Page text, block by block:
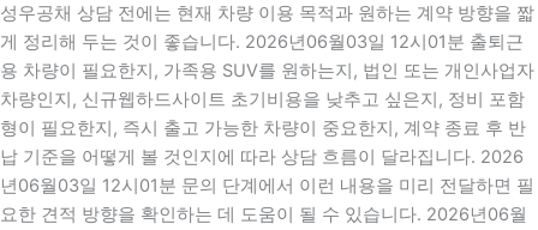
성우공채 상담 전에는 현재 차량 이용 목적과 원하는 계약 방향을 짧
게 정리해 두는 것이 좋습니다. 2026년06월03일 12시01분 출퇴근
용 차량이 필요한지, 가족용 SUV를 원하는지, 법인 또는 개인사업자
차량인지, 신규웹하드사이트 초기비용을 낮추고 싶은지, 정비 포함
형이 필요한지, 즉시 출고 가능한 차량이 중요한지, 계약 종료 후 반
납 기준을 어떻게 볼 것인지에 따라 상담 흐름이 달라집니다. 2026
년06월03일 12시01분 문의 단계에서 이런 내용을 미리 전달하면 필
요한 견적 방향을 확인하는 데 도움이 될 수 있습니다. 2026년06월